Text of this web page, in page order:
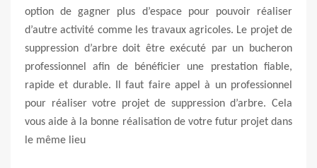
option de gagner plus d’espace pour pouvoir réaliser
d’autre activité comme les travaux agricoles. Le projet de
suppression d’arbre doit être exécuté par un bucheron
professionnel afin de bénéficier une prestation fiable,
rapide et durable. Il faut faire appel à un professionnel
pour réaliser votre projet de suppression d’arbre. Cela
vous aide à la bonne réalisation de votre futur projet dans
le même lieu